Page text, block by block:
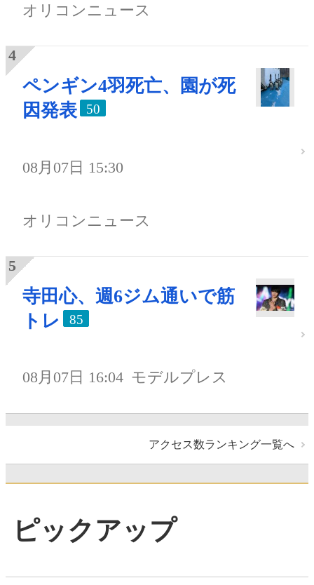
オリコンニュース
ペンギン4羽死亡、園が死
因発表
50
08月07日 15:30
オリコンニュース
寺田心、週6ジム通いで筋
トレ
85
08月07日 16:04 モデルプレス
アクセス数ランキング一覧へ
ピックアップ